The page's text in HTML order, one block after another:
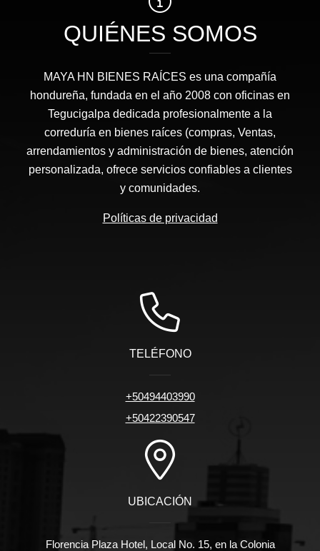
QUIÉNES SOMOS
MAYA HN BIENES RAÍCES​ es una compañía
hondureña, fundada en el año 2008 con oficinas en
Tegucigalpa dedicada profesionalmente a la
correduría en bienes raíces (compras, Ventas,
arrendamientos y administración de bienes, atención
personalizada, ofrece servicios confiables a clientes
y comunidades.
Políticas de privacidad
TELÉFONO
+50494403990
+50422390547
UBICACIÓN
Florencia Plaza Hotel, Local No. 15, en la Colonia